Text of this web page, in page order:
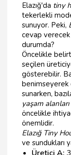
Elazığ'da tiny
tekerlekli
sunuyor. Peki,
cevap
durumda?
Öncelikle
seçilen
gösterebilir.
benimseyerek
sunarken,
yaşam alanları
öncelikle
önemlidir.
Elazığ Tiny
ve sundukları